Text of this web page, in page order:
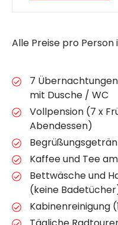
Alle Preise pro
7
mit Dusche / WC
Vollpension (7 x
Abendessen)
Kaffee und Tee
Bettwäsche und
(keine
Kabinenreinigung